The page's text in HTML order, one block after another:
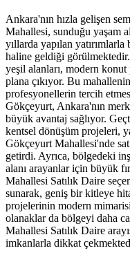
Ankara'nın hızla gelişen
Mahallesi, sunduğu yaşam
yıllarda yapılan
haline geldiği
yeşil alanları, modern
plana çıkıyor. Bu
profesyonellerin tercih
Gökçeyurt, Ankara'nın
büyük avantaj sağlıyor.
kentsel dönüşüm projeleri,
Gökçeyurt Mahallesi'nde
getirdi. Ayrıca, bölgedeki
alanı arayanlar için büyük
Mahallesi Satılık Daire
sunarak, geniş bir kitleye
projelerinin modern
olanaklar da bölgeyi daha
Mahallesi Satılık Daire
imkanlarla dikkat